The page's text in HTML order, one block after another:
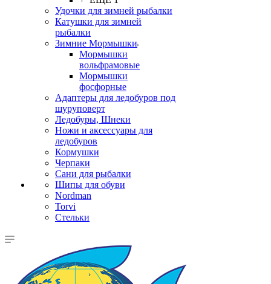
Удочки для зимней рыбалки
Катушки для зимней
рыбалки
Зимние Мормышки
Мормышки
вольфрамовые
Мормышки
фосфорные
Адаптеры для ледобуров под
шуруповерт
Ледобуры, Шнеки
Ножи и аксессуары для
ледобуров
Кормушки
Черпаки
Сани для рыбалки
Шипы для обуви
Nordman
Torvi
Стельки